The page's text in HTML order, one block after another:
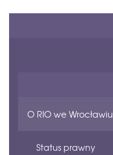
O RIO we Wrocławiu
Status prawny